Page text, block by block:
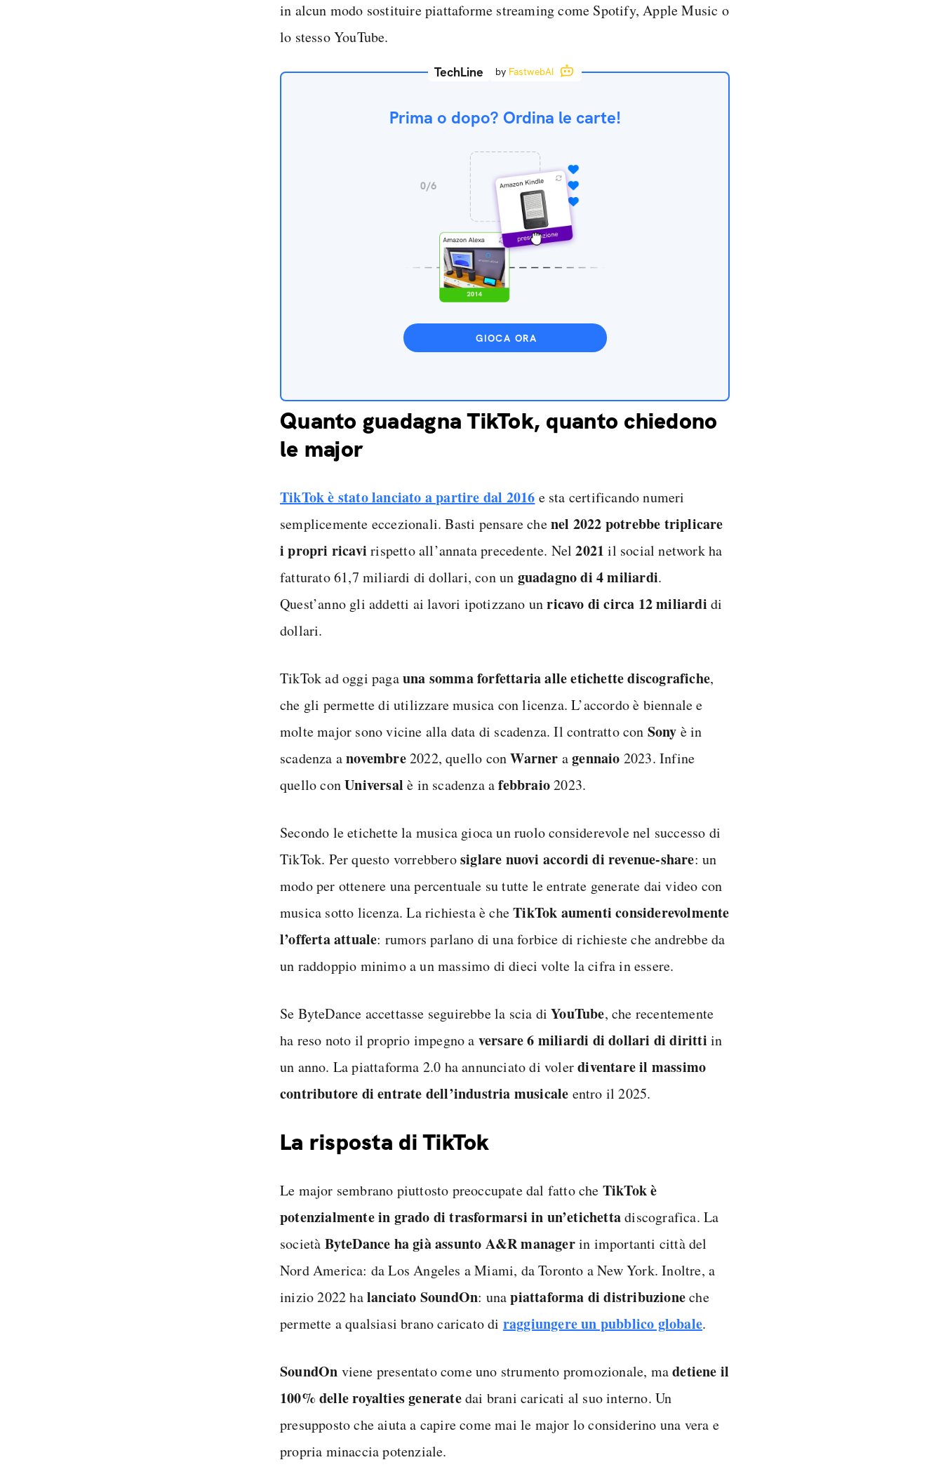
in alcun modo sostituire piattaforme streaming come Spotify, Apple Music o
lo stesso YouTube.
TechLine by FastwebAI
Prima o dopo? Ordina le carte!
GIOCA ORA
Quanto guadagna TikTok, quanto chiedono
le major
TikTok è statolanciato a partire dal 2016 e sta certificando numeri
semplicemente eccezionali. Basti pensare chenel 2022 potrebbe triplicare
i propri ricavi rispetto all’annata precedente. Nel2021 il social network ha
fatturato 61,7 miliardi di dollari, con un guadagno di 4 miliardi.
Quest’anno gli addetti ai lavori ipotizzano unricavo di circa 12 miliardi di
dollari.
TikTok ad oggi pagauna somma forfettaria alle etichette discografiche,
che gli permette di utilizzare musica con licenza. L’accordo è biennale e
molte major sono vicine alla data di scadenza. Il contratto con Sony è in
scadenza anovembre2022, quello conWarner agennaio 2023. Infine
quello conUniversal è in scadenza afebbraio2023.
Secondo le etichette la musica gioca un ruolo considerevole nel successo di
TikTok. Per questo vorrebberosiglare nuovi accordi di revenue-share: un
modo per ottenere una percentuale su tutte le entrate generate dai video con
musica sotto licenza. La richiesta è cheTikTok aumenti considerevolmente
l’offerta attuale: rumors parlano di una forbice di richieste che andrebbe da
un raddoppio minimo a un massimo di dieci volte la cifra in essere.
Se ByteDance accettasse seguirebbe la scia diYouTube, che recentemente
ha reso noto il proprio impegno a versare 6 miliardi di dollari di diritti in
un anno. La piattaforma 2.0 ha annunciato di volerdiventare il massimo
contributore di entrate dell’industria musicale entro il 2025.
La risposta di TikTok
Le major sembrano piuttosto preoccupate dal fatto che TikTok è
potenzialmente in grado di trasformarsi in un’etichettadiscografica. La
società ByteDance ha già assunto A&R managerin importanti città del
Nord America: da Los Angeles a Miami, da Toronto a New York. Inoltre, a
inizio 2022 halanciato SoundOn: unapiattaforma di distribuzioneche
permette a qualsiasi brano caricato di raggiungere un pubblico globale.
SoundOn viene presentato come uno strumento promozionale, madetiene il
100% delle royalties generatedai brani caricati al suo interno. Un
presupposto che aiuta a capire come mai le major lo considerino una vera e
propria minaccia potenziale.